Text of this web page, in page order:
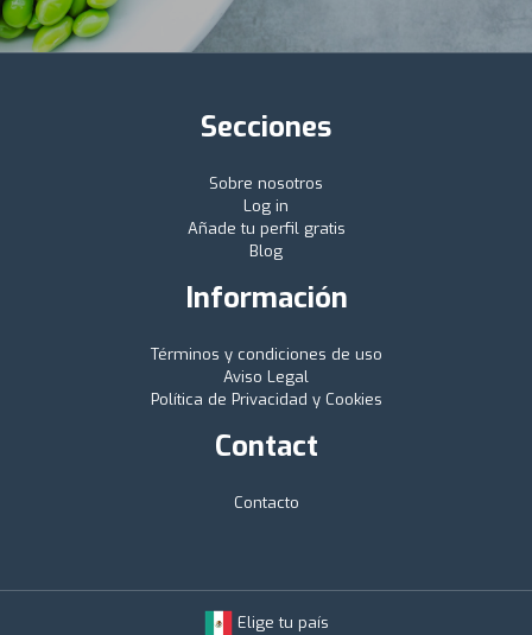
Secciones
Sobre nosotros
Log in
Añade tu perfil gratis
Blog
Información
Términos y condiciones de uso
Aviso Legal
Política de Privacidad y Cookies
Contact
Contacto
Elige tu país